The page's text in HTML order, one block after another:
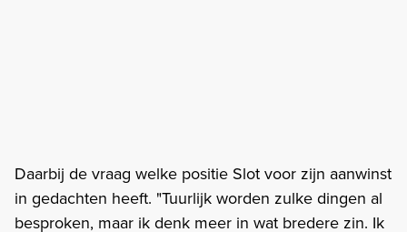
Daarbij de vraag welke positie Slot voor zijn aanwinst
in gedachten heeft. "Tuurlijk worden zulke dingen al
besproken, maar ik denk meer in wat bredere zin. Ik